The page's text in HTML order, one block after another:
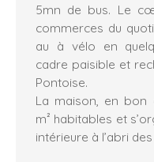
5mn de bus. Le
commerces du
au à vélo en
cadre paisible et
Pontoise.
La maison, en bon
m² habitables et
intérieure à l’abri